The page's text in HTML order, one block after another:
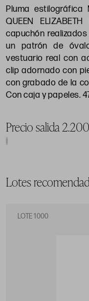
Pluma estilográfica
QUEEN
capuchón
un patrón de
vestuario real con
clip adornado con
con grabado de la
Con caja y papeles.
Precio salida
Lotes
LOTE 1000